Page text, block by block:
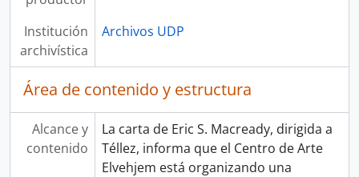
Institución
archivística
Archivos UDP
Área de contenido y estructura
Alcance y
contenido
La carta de Eric S. Macready, dirigida a
Téllez, informa que el Centro de Arte
Elvehjem está organizando una